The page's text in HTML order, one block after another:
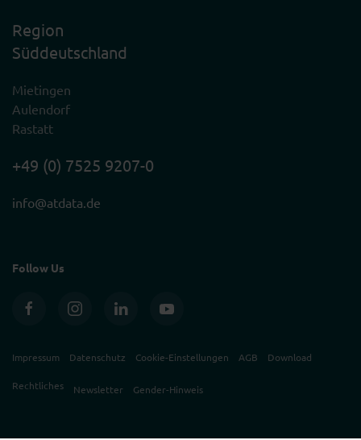
Region
Süddeutschland
Mietingen
Aulendorf
Rastatt
+49 (0) 7525 9207-0
info@atdata.de
Follow Us
Impressum Datenschutz Cookie-Einstellungen AGB Download
Rechtliches Newsletter Gender-Hinweis